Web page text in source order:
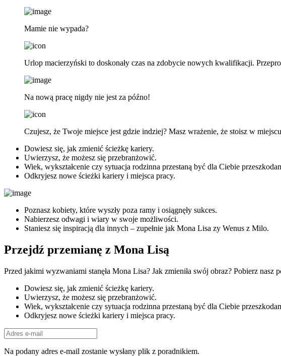
Mamie nie wypada?
Urlop macierzyński to doskonały czas na zdobycie nowych kwalifikacji.
Na nową pracę nigdy nie jest za późno!
Czujesz, że Twoje miejsce jest gdzie indziej? Masz wrażenie, że stoisz w
Dowiesz się, jak zmienić ścieżkę kariery.
Uwierzysz, że możesz się przebranżowić.
Wiek, wykształcenie czy sytuacja rodzinna przestaną być dla Ciebie
Odkryjesz nowe ścieżki kariery i miejsca pracy.
Poznasz kobiety, które wyszły poza ramy i osiągnęły sukces.
Nabierzesz odwagi i wiary w swoje możliwości.
Staniesz się inspiracją dla innych – zupełnie jak Mona Lisa zy Wenus z Milo.
Przejdź przemianę z Mona Lisą
Przed jakimi wyzwaniami stanęła Mona Lisa? Jak zmieniła swój obraz? Pobierz nasz
Dowiesz się, jak zmienić ścieżkę kariery.
Uwierzysz, że możesz się przebranżowić.
Wiek, wykształcenie czy sytuacja rodzinna przestaną być dla Ciebie
Odkryjesz nowe ścieżki kariery i miejsca pracy.
Na podany adres e-mail zostanie wysłany plik z poradnikiem.